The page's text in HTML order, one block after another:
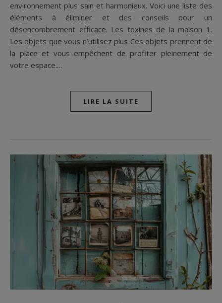
environnement plus sain et harmonieux. Voici une liste des
éléments à éliminer et des conseils pour un
désencombrement efficace. Les toxines de la maison 1.
Les objets que vous n’utilisez plus Ces objets prennent de
la place et vous empêchent de profiter pleinement de
votre espace.…
LIRE LA SUITE